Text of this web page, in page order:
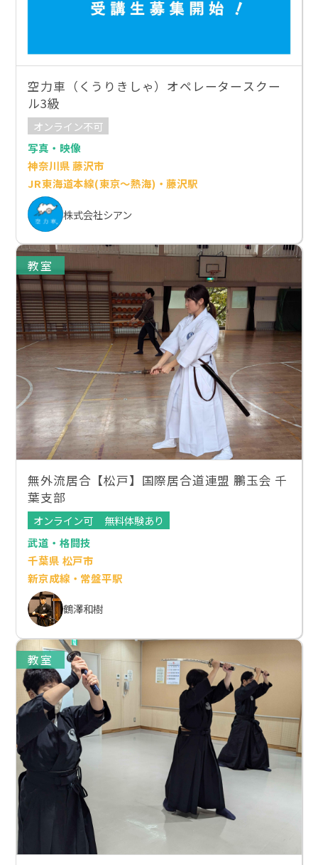
空力車（くうりきしゃ）オペレータースクー
ル3級
オンライン不可
写真・映像
神奈川県 藤沢市
JR東海道本線(東京～熱海)・藤沢駅
株式会社シアン
教室
無外流居合【松戸】国際居合道連盟 鵬玉会 千
葉支部
オンライン可
無料体験あり
武道・格闘技
千葉県 松戸市
新京成線・常盤平駅
鶴澤和樹
教室